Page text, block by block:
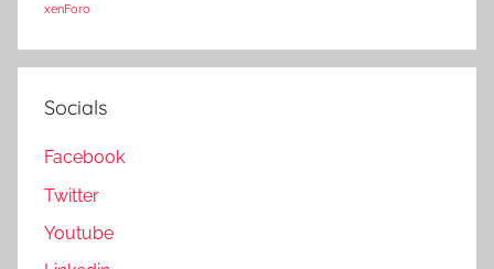
xenForo
Socials
Facebook
Twitter
Youtube